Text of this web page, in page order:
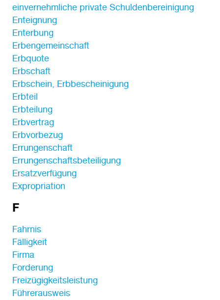
einvernehmliche private Schuldenbereinigung
Enteignung
Enterbung
Erbengemeinschaft
Erbquote
Erbschaft
Erbschein, Erbbescheinigung
Erbteil
Erbteilung
Erbvertrag
Erbvorbezug
Errungenschaft
Errungenschaftsbeteiligung
Ersatzverfügung
Expropriation
F
Fahrnis
Fälligkeit
Firma
Forderung
Freizügigkeitsleistung
Führerausweis